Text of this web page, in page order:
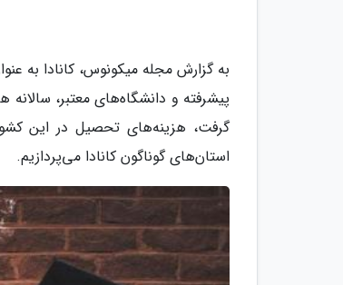
به گزارش مجله میکونوس، کانادا به
پیشرفته و دانشگاه‌های معتبر،
گرفت، هزینه‌های تحصیل در این
استان‌های گوناگون کانادا می‌پردازیم.